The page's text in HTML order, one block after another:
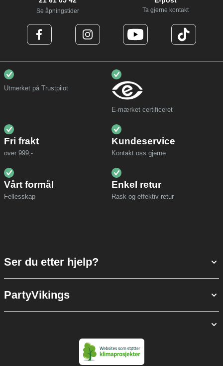
Se åpningstider Ta gjerne kontakt
Utmerket på Trustpilot
E-mærket certificeret
Fri frakt
over 999,-
Kundeservice
Kontakt oss gjerne
Vårt formål
Fellesskap
Enkel retur
Rask og effektiv retur
Ser du etter hjelp?
PartyVikings